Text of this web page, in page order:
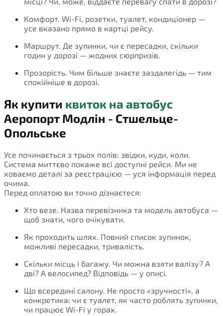
Комфорт. Wi-Fi, розетки, туалет, кондиціонер —
усе вказано прямо в картці рейсу.
Маршрут. Де зупинки, чи є пересадки, скільки
годин у дорозі — жодних сюрпризів.
Прозорість. Чим більше знаєте заздалегідь — тим
спокійніше в дорозі.
Як купити квиток на автобус
Аеропорт Модлін - Стшельце-
Опольське
Усе починається з трьох полів: звідки, куди, коли.
Система миттєво покаже всі доступні рейси. Ми не
ховаємо деталі за реєстрацією — уся інформація перед
очима.
Перед оплатою ви точно дізнаєтеся:
Хто везе. Назва перевізника та модель автобуса —
щоб знати, чого очікувати.
Як проходить шлях. Повний список зупинок,
можливі пересадки, тривалість.
Скільки місць і багажу. Чи можна взяти валізу? А
дві? А велосипед? Відповідь — у описі.
Що всередині салону. Не просто «зручності», а
конкретика: чи є туалет, як часто роблять зупинки,
чи працює Wi-Fi у горах.